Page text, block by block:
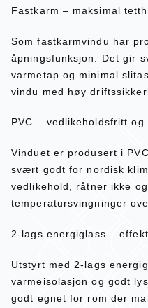
Fastkarm – maksimal
Som fastkarmvindu har
åpningsfunksjon. Det gir
varmetap og minimal
vindu med høy
PVC – vedlikeholdsfritt
Vinduet er produsert i
svært godt for nordisk
vedlikehold, råtner ikke
temperatursvingninger
2-lags energiglass –
Utstyrt med 2-lags
varmeisolasjon og godt
godt egnet for rom der